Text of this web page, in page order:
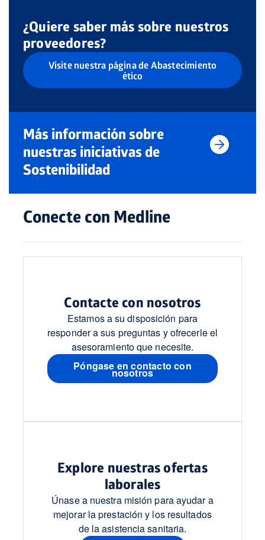
¿Quiere saber más sobre nuestros
proveedores?
Visite nuestra página de Abastecimiento
ético
Más información sobre
nuestras iniciativas de
Sostenibilidad
Conecte con Medline
Contacte con nosotros
Estamos a su disposición para
responder a sus preguntas y ofrecerle el
asesoramiento que necesite.
Póngase en contacto con
nosotros
Explore nuestras ofertas
laborales
Únase a nuestra misión para ayudar a
mejorar la prestación y los resultados
de la asistencia sanitaria.